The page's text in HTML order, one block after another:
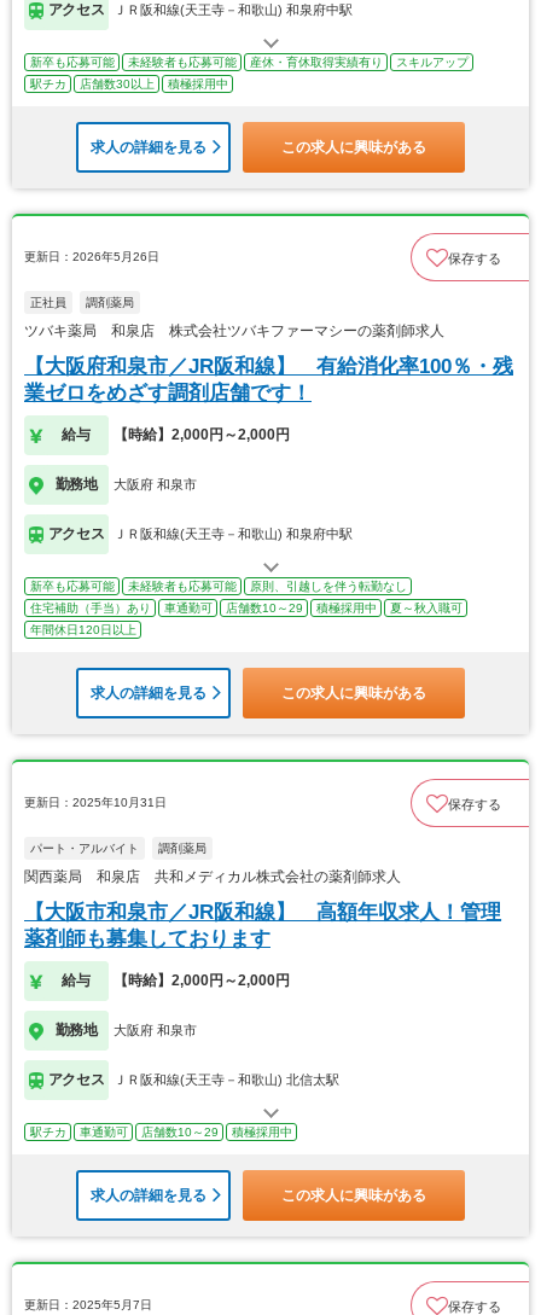
アクセス ＪＲ阪和線(天王寺－和歌山) 和泉府中駅
新卒も応募可能 未経験者も応募可能 産休・育休取得実績有り
スキルアップ
駅チカ
店舗数30以上 積極採用中
求人の詳細を見る この求人に興味がある
更新日：2026年5月26日 保存する
正社員 調剤薬局
ツバキ薬局 和泉店 株式会社ツバキファーマシーの薬剤師求人
【大阪府和泉市／JR阪和線】 有給消化率100％・残
業ゼロをめざす調剤店舗です！
給与 【時給】2,000円～2,000円
勤務地 大阪府 和泉市
アクセス ＪＲ阪和線(天王寺－和歌山) 和泉府中駅
新卒も応募可能 未経験者も応募可能
原則、引越しを伴う転勤なし
住宅補助（手当）あり
車通勤可 店舗数10～29 積極採用中
夏～秋入職可
年間休日120日以上
求人の詳細を見る この求人に興味がある
更新日：2025年10月31日 保存する
パート・アルバイト 調剤薬局
関西薬局 和泉店 共和メディカル株式会社の薬剤師求人
【大阪市和泉市／JR阪和線】 高額年収求人！管理
薬剤師も募集しております
給与 【時給】2,000円～2,000円
勤務地 大阪府 和泉市
アクセス ＪＲ阪和線(天王寺－和歌山) 北信太駅
駅チカ 車通勤可 店舗数10～29 積極採用中
求人の詳細を見る この求人に興味がある
更新日：2025年5月7日 保存する